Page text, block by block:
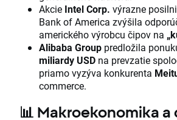
Akcie Intel Corp. výrazne
Bank of America zvýšila
amerického výrobcu čipov na
Alibaba Group predložila
miliardy USD na prevzatie
priamo vyzýva konkurenta
commerce.
📊 Makroekonomika a